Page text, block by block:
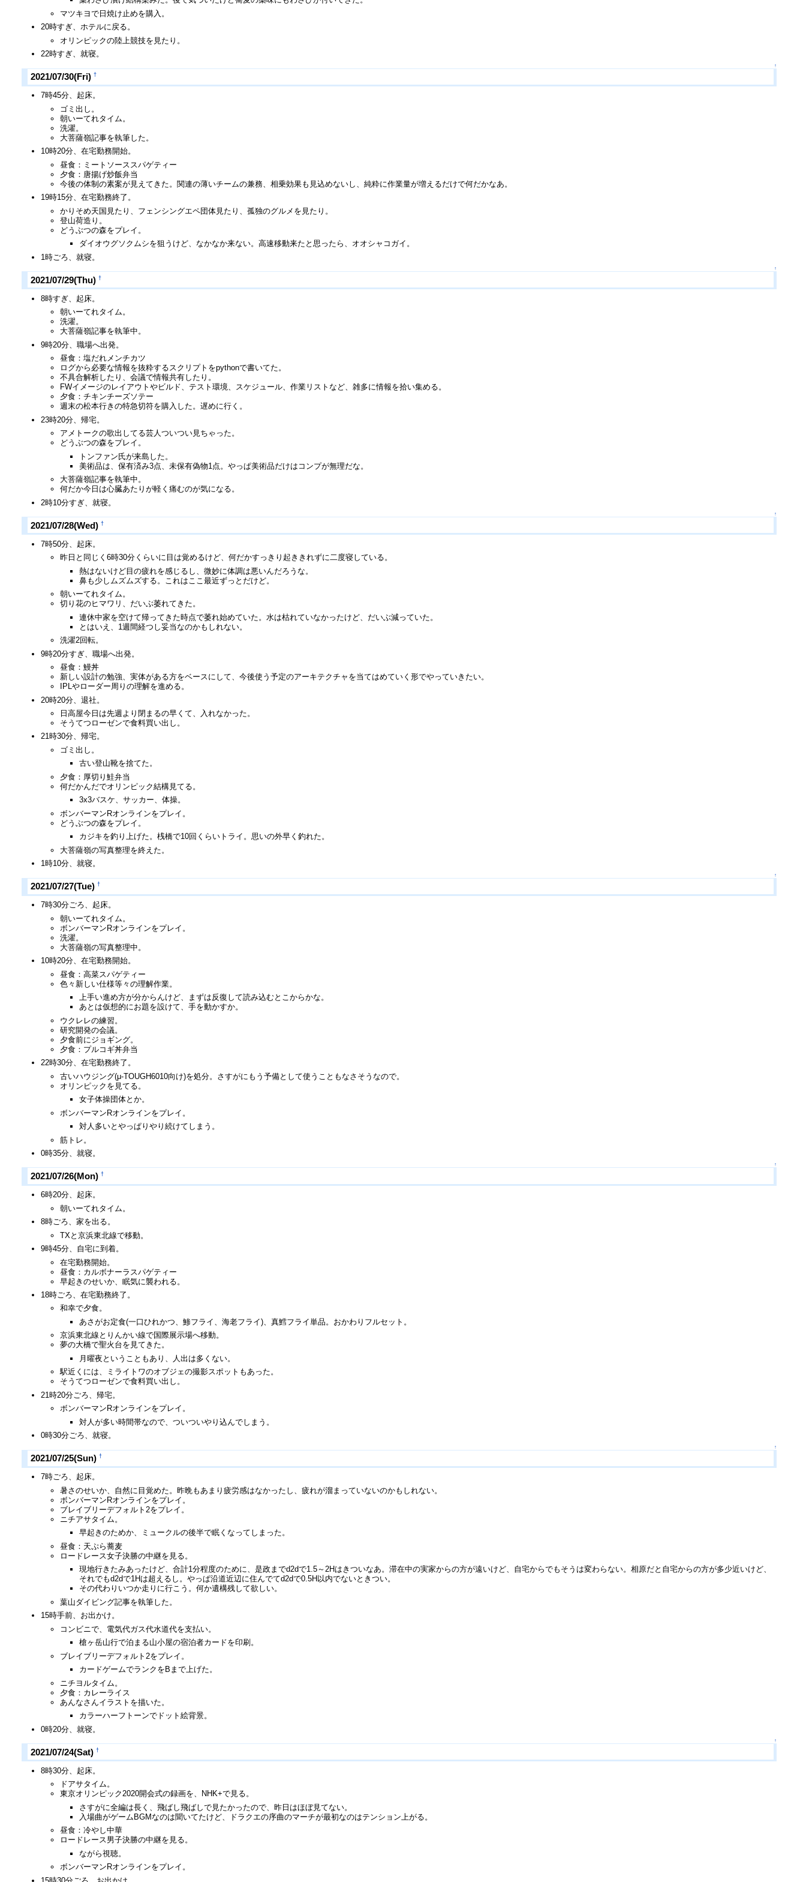
マツキヨで日焼け止めを購入。
20時すぎ、ホテルに戻る。
オリンピックの陸上競技を見たり。
22時すぎ、就寝。
↑
2021/07/30(Fri) †
7時45分、起床。
ゴミ出し。
朝いーてれタイム。
洗濯。
大菩薩嶺記事を執筆した。
10時20分、在宅勤務開始。
昼食：ミートソーススパゲティー
夕食：唐揚げ炒飯弁当
今後の体制の素案が見えてきた。関連の薄いチームの兼務、相乗効果も見込めないし、純粋に作業量が増えるだけで何だかなあ。
19時15分、在宅勤務終了。
かりそめ天国見たり、フェンシングエペ団体見たり、孤独のグルメを見たり。
登山荷造り。
どうぶつの森をプレイ。
ダイオウグソクムシを狙うけど、なかなか来ない。高速移動来たと思ったら、オオシャコガイ。
1時ごろ、就寝。
↑
2021/07/29(Thu) †
8時すぎ、起床。
朝いーてれタイム。
洗濯。
大菩薩嶺記事を執筆中。
9時20分、職場へ出発。
昼食：塩だれメンチカツ
ログから必要な情報を抜粋するスクリプトをpythonで書いてた。
不具合解析したり、会議で情報共有したり。
FWイメージのレイアウトやビルド、テスト環境、スケジュール、作業リストなど、雑多に情報を拾い集める。
夕食：チキンチーズソテー
週末の松本行きの特急切符を購入した。遅めに行く。
23時20分、帰宅。
アメトークの歌出してる芸人ついつい見ちゃった。
どうぶつの森をプレイ。
トンファン氏が来島した。
美術品は、保有済み3点、未保有偽物1点。やっぱ美術品だけはコンプが無理だな。
大菩薩嶺記事を執筆中。
何だか今日は心臓あたりが軽く痛むのが気になる。
2時10分すぎ、就寝。
↑
2021/07/28(Wed) †
7時50分、起床。
昨日と同じく6時30分くらいに目は覚めるけど、何だかすっきり起ききれずに二度寝している。
熱はないけど目の疲れを感じるし、微妙に体調は悪いんだろうな。
鼻も少しムズムズする。これはここ最近ずっとだけど。
朝いーてれタイム。
切り花のヒマワリ、だいぶ萎れてきた。
連休中家を空けて帰ってきた時点で萎れ始めていた。水は枯れていなかったけど、だいぶ減っていた。
とはいえ、1週間経つし妥当なのかもしれない。
洗濯2回転。
9時20分すぎ、職場へ出発。
昼食：鰻丼
新しい設計の勉強、実体がある方をベースにして、今後使う予定のアーキテクチャを当てはめていく形でやっていきたい。
IPLやローダー周りの理解を進める。
20時20分、退社。
日高屋今日は先週より閉まるの早くて、入れなかった。
そうてつローゼンで食料買い出し。
21時30分、帰宅。
ゴミ出し。
古い登山靴を捨てた。
夕食：厚切り鮭弁当
何だかんだでオリンピック結構見てる。
3x3バスケ、サッカー、体操。
ボンバーマンRオンラインをプレイ。
どうぶつの森をプレイ。
カジキを釣り上げた。桟橋で10回くらいトライ。思いの外早く釣れた。
大菩薩嶺の写真整理を終えた。
1時10分、就寝。
↑
2021/07/27(Tue) †
7時30分ごろ、起床。
朝いーてれタイム。
ボンバーマンRオンラインをプレイ。
洗濯。
大菩薩嶺の写真整理中。
10時20分、在宅勤務開始。
昼食：高菜スパゲティー
色々新しい仕様等々の理解作業。
上手い進め方が分からんけど、まずは反復して読み込むとこからかな。
あとは仮想的にお題を設けて、手を動かすか。
ウクレレの練習。
研究開発の会議。
夕食前にジョギング。
夕食：プルコギ丼弁当
22時30分、在宅勤務終了。
古いハウジング(μ-TOUGH6010向け)を処分。さすがにもう予備として使うこともなさそうなので。
オリンピックを見てる。
女子体操団体とか。
ボンバーマンRオンラインをプレイ。
対人多いとやっぱりやり続けてしまう。
筋トレ。
0時35分、就寝。
↑
2021/07/26(Mon) †
6時20分、起床。
朝いーてれタイム。
8時ごろ、家を出る。
TXと京浜東北線で移動。
9時45分、自宅に到着。
在宅勤務開始。
昼食：カルボナーラスパゲティー
早起きのせいか、眠気に襲われる。
18時ごろ、在宅勤務終了。
和幸で夕食。
あさがお定食(一口ひれかつ、鯵フライ、海老フライ)、真鱈フライ単品。おかわりフルセット。
京浜東北線とりんかい線で国際展示場へ移動。
夢の大橋で聖火台を見てきた。
月曜夜ということもあり、人出は多くない。
駅近くには、ミライトワのオブジェの撮影スポットもあった。
そうてつローゼンで食料買い出し。
21時20分ごろ、帰宅。
ボンバーマンRオンラインをプレイ。
対人が多い時間帯なので、ついついやり込んでしまう。
0時30分ごろ、就寝。
↑
2021/07/25(Sun) †
7時ごろ、起床。
暑さのせいか、自然に目覚めた。昨晩もあまり疲労感はなかったし、疲れが溜まっていないのかもしれない。
ボンバーマンRオンラインをプレイ。
ブレイブリーデフォルト2をプレイ。
ニチアサタイム。
早起きのためか、ミュークルの後半で眠くなってしまった。
昼食：天ぷら蕎麦
ロードレース女子決勝の中継を見る。
現地行きたみあったけど、合計1分程度のために、是政までd2dで1.5～2Hはきついなあ。滞在中の実家からの方が遠いけど、自宅からでもそうは変わらない。相原だと自宅からの方が多少近いけど、
それでもd2dで1Hは超えるし。やっぱ沿道近辺に住んでてd2dで0.5H以内でないときつい。
その代わりいつか走りに行こう。何か遺構残して欲しい。
葉山ダイビング記事を執筆した。
15時手前、お出かけ。
コンビニで、電気代ガス代水道代を支払い。
槍ヶ岳山行で泊まる山小屋の宿泊者カードを印刷。
ブレイブリーデフォルト2をプレイ。
カードゲームでランクをBまで上げた。
ニチヨルタイム。
夕食：カレーライス
あんなさんイラストを描いた。
カラーハーフトーンでドット絵背景。
0時20分、就寝。
↑
2021/07/24(Sat) †
8時30分、起床。
ドアサタイム。
東京オリンピック2020開会式の録画を、NHK+で見る。
さすがに全編は長く、飛ばし飛ばしで見たかったので、昨日はほぼ見てない。
入場曲がゲームBGMなのは聞いてたけど、ドラクエの序曲のマーチが最初なのはテンション上がる。
昼食：冷やし中華
ロードレース男子決勝の中継を見る。
ながら視聴。
ボンバーマンRオンラインをプレイ。
15時30分ごろ、お出かけ。